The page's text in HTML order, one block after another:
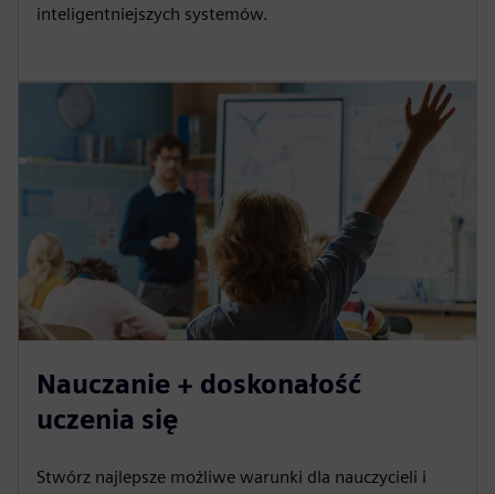
inteligentniejszych systemów.
Nauczanie + doskonałość
uczenia się
Stwórz najlepsze możliwe warunki dla nauczycieli i